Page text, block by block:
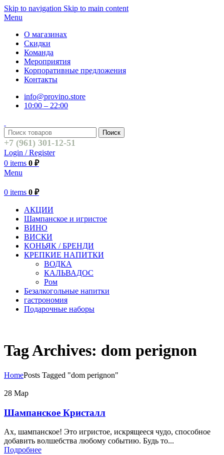
Skip to navigation Skip to main content
Menu
О магазинах
Скидки
Команда
Мероприятия
Корпоративные предложения
Контакты
info@provino.store
10:00 – 22:00
Поиск
+7 (961) 301-12-51
Login / Register
0 items 0 ₽
Menu
0 items 0 ₽
АКЦИИ
Шампанское и игристое
ВИНО
ВИСКИ
КОНЬЯК / БРЕНДИ
КРЕПКИЕ НАПИТКИ
ВОДКА
КАЛЬВАДОС
Ром
Безалкогольные напитки
гастрономия
Подарочные наборы
Tag Archives: dom perignon
HomePosts Tagged "dom perignon"
28 Мар
Шампанское Кристалл
Ах, шампанское! Это игристое, искрящееся чудо, способное
добавить волшебства любому событию. Будь то...
Подробнее